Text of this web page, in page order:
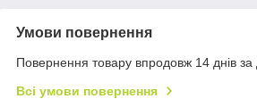
Умови повернення
Повернення товару впродовж 14 днів за
Всі умови повернення